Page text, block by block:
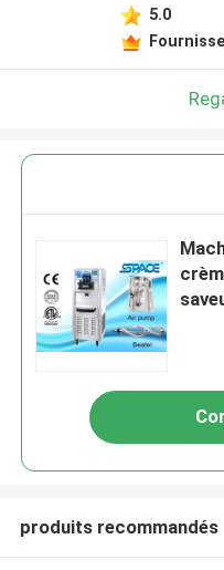
5.0
produits recommandés